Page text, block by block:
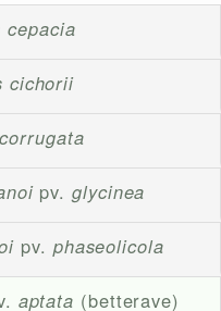
cepacia
cichorii
pv.glycinea
pv. phaseolicola
aptata (betterave)